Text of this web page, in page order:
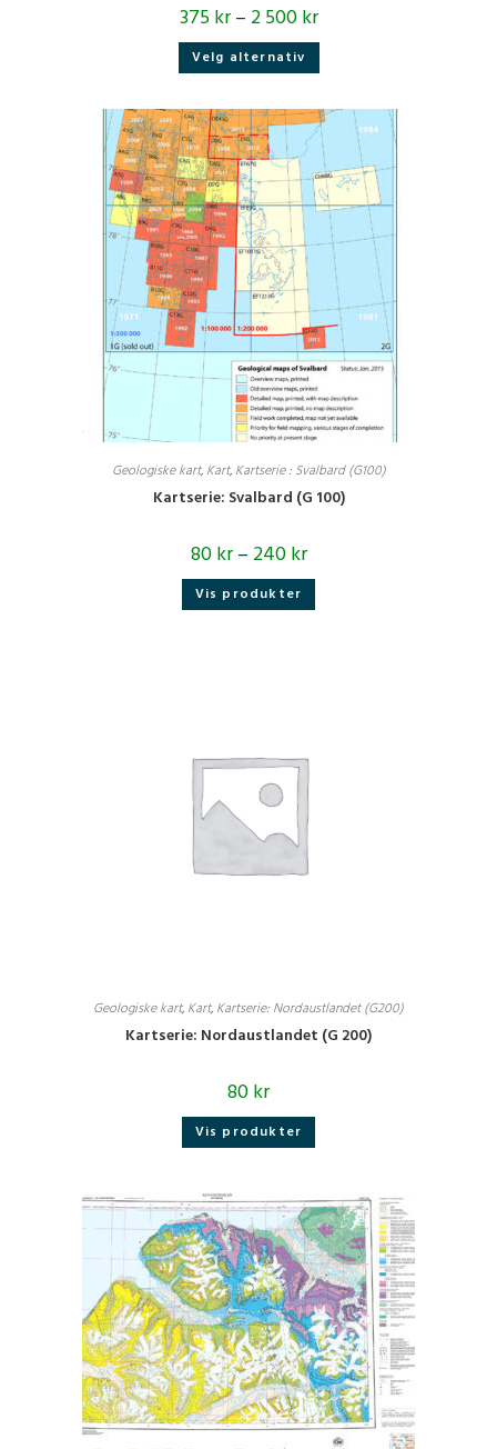
375kr– 2 500kr
Velg alternativ Dette
har
varianter.
Alternativene
kan
velges
på
produktsiden
Geologiske kart, Kart, Kartserie : Svalbard (G100)
Kartserie: Svalbard (G 100)
80kr– 240kr
Vis produkter
Geologiske kart, Kart, Kartserie: Nordaustlandet (G200)
Kartserie: Nordaustlandet (G 200)
80kr
Vis produkter